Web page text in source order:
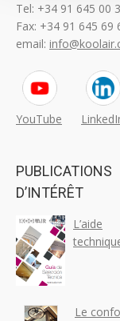
Tel: +34 91 645 00
Fax: +34 91 645 69
email:
YouTube
PUBLICATIONS
D’INTÉRÊT
L’aide
Le